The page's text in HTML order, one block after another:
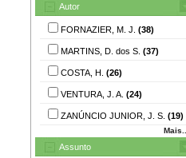
Autor
FORNAZIER, M. J. (38)
MARTINS, D. dos S. (37)
COSTA, H. (26)
VENTURA, J. A. (24)
ZANÚNCIO JUNIOR, J. S. (19)
Mais...
Assunto